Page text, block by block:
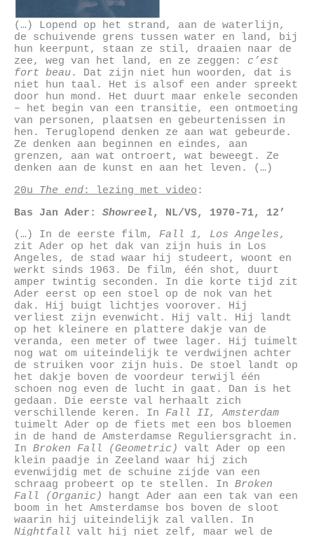
(…) Lopend op het strand, aan de waterlijn,
de schuivende grens tussen water en land, bij
hun keerpunt, staan ze stil, draaien naar de
zee, weg van het land, en ze zeggen: c’est
fort beau. Dat zijn niet hun woorden, dat is
niet hun taal. Het is alsof een ander spreekt
door hun mond. Het duurt maar enkele seconden
– het begin van een transitie, een ontmoeting
van personen, plaatsen en gebeurtenissen in
hen. Teruglopend denken ze aan wat gebeurde.
Ze denken aan beginnen en eindes, aan
grenzen, aan wat ontroert, wat beweegt. Ze
denken aan de kunst en aan het leven. (…)
20u The end: lezing met video :
Bas Jan Ader : Showreel, NL/VS, 1970-71, 12’
(…) In de eerste film, Fall 1, Los Angeles,
zit Ader op het dak van zijn huis in Los
Angeles, de stad waar hij studeert, woont en
werkt sinds 1963. De film, één shot, duurt
amper twintig seconden. In die korte tijd zit
Ader eerst op een stoel op de nok van het
dak. Hij buigt lichtjes voorover. Hij
verliest zijn evenwicht. Hij valt. Hij landt
op het kleinere en plattere dakje van de
veranda, een meter of twee lager. Hij tuimelt
nog wat om uiteindelijk te verdwijnen achter
de struiken voor zijn huis. De stoel landt op
het dakje boven de voordeur terwijl één
schoen nog even de lucht in gaat. Dan is het
gedaan. Die eerste val herhaalt zich
verschillende keren. In Fall II, Amsterdam
tuimelt Ader op de fiets met een bos bloemen
in de hand de Amsterdamse Reguliersgracht in.
In Broken Fall (Geometric)
valt Ader op een
klein paadje in Zeeland waar hij zich
evenwijdig met de schuine zijde van een
schraag probeert op te stellen. In Broken
Fall (Organic)
hangt Ader aan een tak van een
boom in het Amsterdamse bos boven de sloot
waarin hij uiteindelijk zal vallen. In
Nightfall valt hij niet zelf, maar wel de